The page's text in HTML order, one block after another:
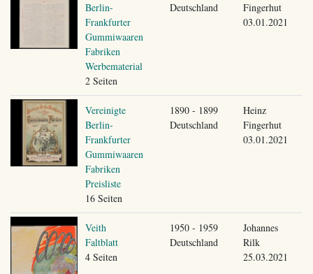
Berlin-
Frankfurter
Gummiwaaren
Fabriken
Werbematerial
2 Seiten
Deutschland
Fingerhut
03.01.2021
Vereinigte
Berlin-
Frankfurter
Gummiwaaren
Fabriken
Preisliste
16 Seiten
1890 - 1899
Deutschland
Heinz
Fingerhut
03.01.2021
Veith
Faltblatt
4 Seiten
1950 - 1959
Deutschland
Johannes
Rilk
25.03.2021